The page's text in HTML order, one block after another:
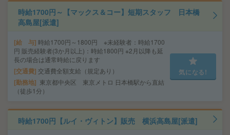
時給1700円～【マックス＆コー】短期スタッフ 日本橋
高島屋[派遣]
給 与 時給1700円～1800円 ※未経験者：時給1700
円 販売経験者(3か月以上)：時給1800円 ※2月以降も延
長の場合は通常時給に戻ります
交通費 交通費全額支給（規定あり）
勤務地
東京都中央区 東京メトロ 日本橋駅から直結
（徒歩1分）
気になる!
時給1700円【ルイ・ヴィトン】販売 横浜高島屋[派遣]